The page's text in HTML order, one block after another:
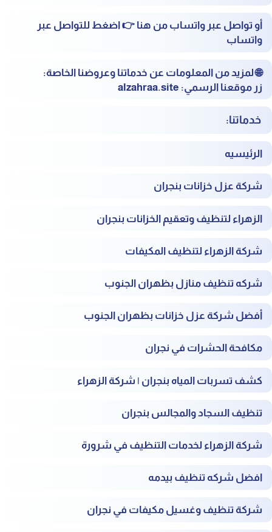
أو تواصل عبر واتساب من هنا 👉اضغط للتواصل عبر
واتساب
🌐لمزيد من المعلومات عن خدماتنا وعروضنا الخاصة:
زر موقعنا الرسمي: alzahraa.site
خدماتنا:
الرئيسيه
شركة عزل خزانات بنجران
الزهراء لتنظيف وتعقيم الخزانات بنجران
شركة الزهراء لتنظيف المكيفات
شركه تنظيف منازل بظهران الجنوب
أفضل شركة عزل خزانات بظهران الجنوب
مكافحة الحشرات في نجران
كشف تسربات المياه بنجران | شركة الزهراء
تنظيف السجاد والمجالس بنجران
شركة الزهراء لخدمات التنظيف في شرورة
افضل شركه تنظيف بيدمه
شركة تنظيف وغسيل مكيفات في نجران